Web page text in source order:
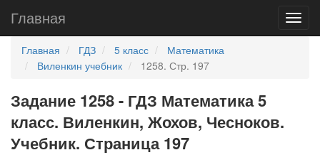
Главная
Главная ГДЗ 5 класс
Математика
Виленкин учебник
1258. Стр. 197
Задание 1258 - ГДЗ Математика 5
класс. Виленкин, Жохов, Чесноков.
Учебник. Страница 197